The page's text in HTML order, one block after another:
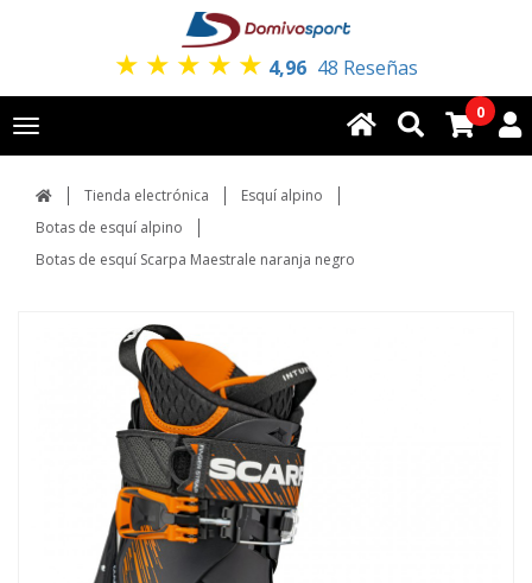
★ ★ ★ ★ ★ 4,96 48 Reseñas
Toggle
navigation
0
Tienda electrónica
Esquí alpino
Botas de esquí alpino
Botas de esquí Scarpa Maestrale naranja negro